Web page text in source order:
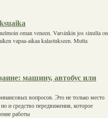
oman veneen. Varsinkin jos sinulla on
vapaa-aikaa kalastukseen. Mutta
машину, автобус или
вопросов. Это не только место
и средство передвижения, которое
работы